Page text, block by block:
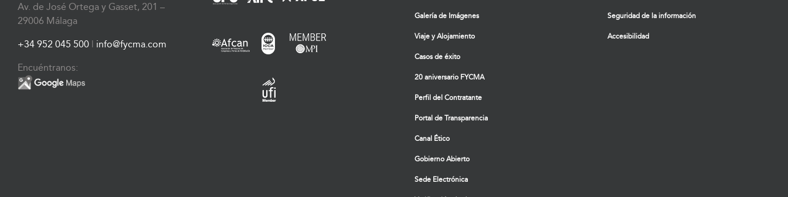
Av. de José Ortega y Gasset, 201 –
29006 Málaga
+34 952 045 500 | info@fycma.com
Encuéntranos:
Galería de Imágenes
Viaje y Alojamiento
Casos de éxito
20 aniversario FYCMA
Perfil del Contratante
Portal de Transparencia
Canal Ético
Gobierno Abierto
Sede Electrónica
Seguridad de la información
Accesibilidad